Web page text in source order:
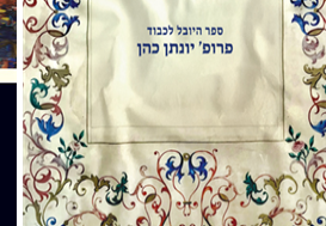
הנחת אתר ספר מודפס
$46
$41